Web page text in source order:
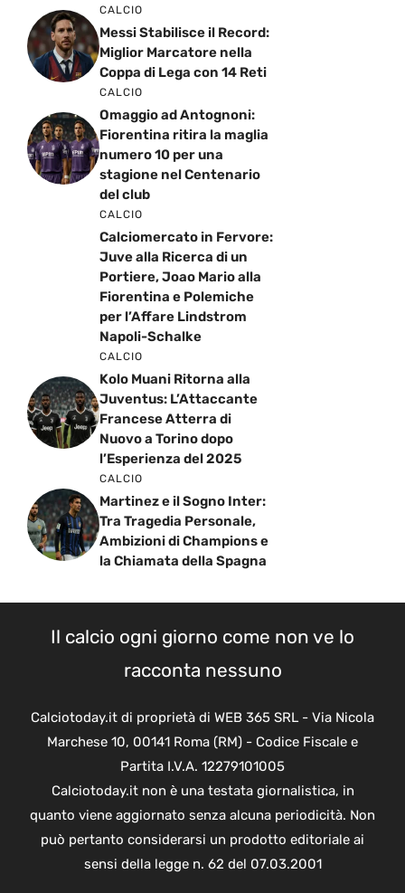
CALCIO
Messi Stabilisce il Record:
Miglior Marcatore nella
Coppa di Lega con 14 Reti
CALCIO
Omaggio ad Antognoni:
Fiorentina ritira la maglia
numero 10 per una
stagione nel Centenario
del club
CALCIO
Calciomercato in Fervore:
Juve alla Ricerca di un
Portiere, Joao Mario alla
Fiorentina e Polemiche
per l’Affare Lindstrom
Napoli-Schalke
CALCIO
Kolo Muani Ritorna alla
Juventus: L’Attaccante
Francese Atterra di
Nuovo a Torino dopo
l’Esperienza del 2025
CALCIO
Martinez e il Sogno Inter:
Tra Tragedia Personale,
Ambizioni di Champions e
la Chiamata della Spagna
Il calcio ogni giorno come non ve lo
racconta nessuno
Calciotoday.it di proprietà di WEB 365 SRL - Via Nicola
Marchese 10, 00141 Roma (RM) - Codice Fiscale e
Partita I.V.A. 12279101005
Calciotoday.it non è una testata giornalistica, in
quanto viene aggiornato senza alcuna periodicità. Non
può pertanto considerarsi un prodotto editoriale ai
sensi della legge n. 62 del 07.03.2001